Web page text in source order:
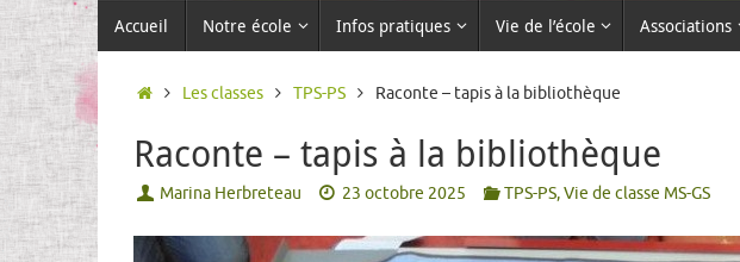
Passer
contenu
Accueil Notre école Infos pratiques Vie de l’école Associations
AccueilLes classes TPS-PS Raconte – tapis à la bibliothèque
Raconte – tapis à la bibliothèque
Marina Herbreteau 23 octobre 2025 TPS-PS,Vie de classe MS-GS